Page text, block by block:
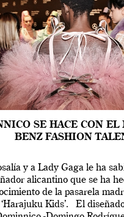
SE HACE CON EL
BENZ FASHION
y a Lady Gaga le ha
alicantino que se ha
de la pasarela
Kids’. El